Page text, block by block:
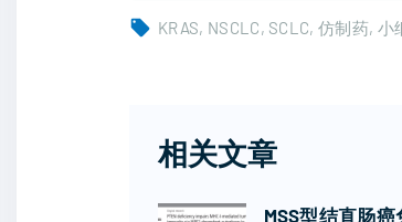
KRAS NSCLC SCLC 仿制药 小
相关文章
MSS型结直肠